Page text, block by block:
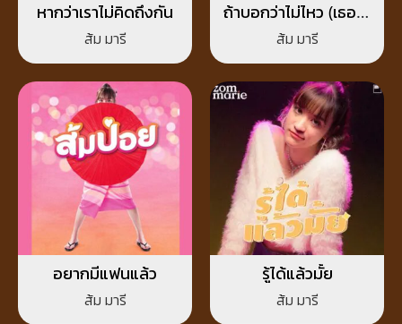
หากว่าเราไม่คิดถึงกัน
ส้ม มารี
ถ้าบอกว่าไม่ไหว (เธอจะ
กลับมาไหม)
ส้ม มารี
อยากมีแฟนแล้ว
ส้ม มารี
รู้ได้แล้วมั้ย
ส้ม มารี